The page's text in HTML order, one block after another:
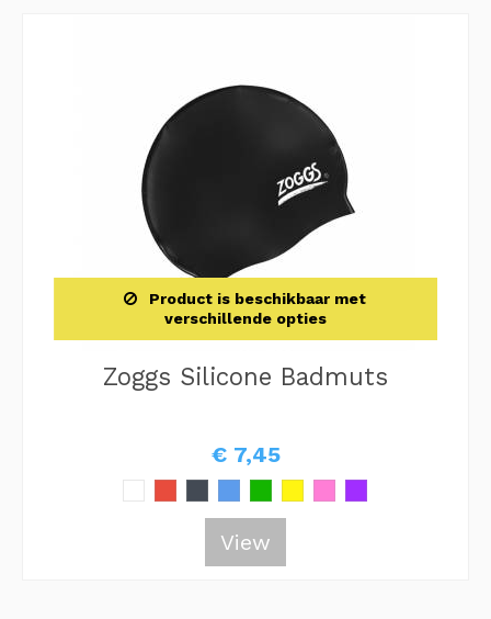
Product is beschikbaar met
verschillende opties
Zoggs Silicone Badmuts
€ 7,45
View